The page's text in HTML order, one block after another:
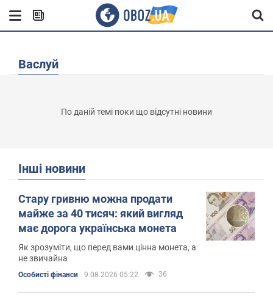
Васлуй
По даній темі поки що відсутні новини
Інші новини
Стару гривню можна продати
майже за 40 тисяч: який вигляд
має дорога українська монета
Як зрозуміти, що перед вами цінна монета, а
не звичайна
Особисті фінанси 9.08.2026 05:22 36